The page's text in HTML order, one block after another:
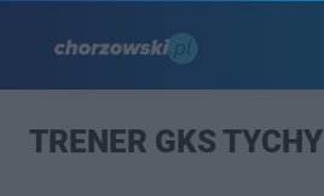
TRENER GKS TYCHY